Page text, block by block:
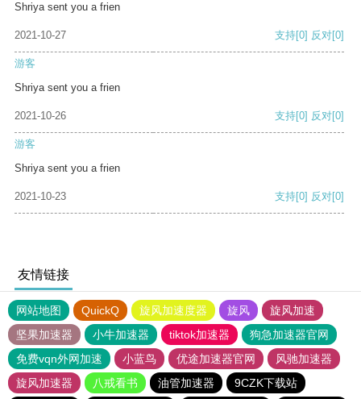
Shriya sent you a frien
2021-10-27 支持[0] 反对[0]
游客
Shriya sent you a frien
2021-10-26 支持[0] 反对[0]
游客
Shriya sent you a frien
2021-10-23 支持[0] 反对[0]
友情链接
网站地图 QuickQ 旋风加速度器 旋风
旋风加速
坚果加速器
小牛加速器 tiktok加速器
狗急加速器官网
免费vqn外网加速
小蓝鸟 优途加速器官网
风驰加速器
旋风加速器
八戒看书 油管加速器 9CZK下载站